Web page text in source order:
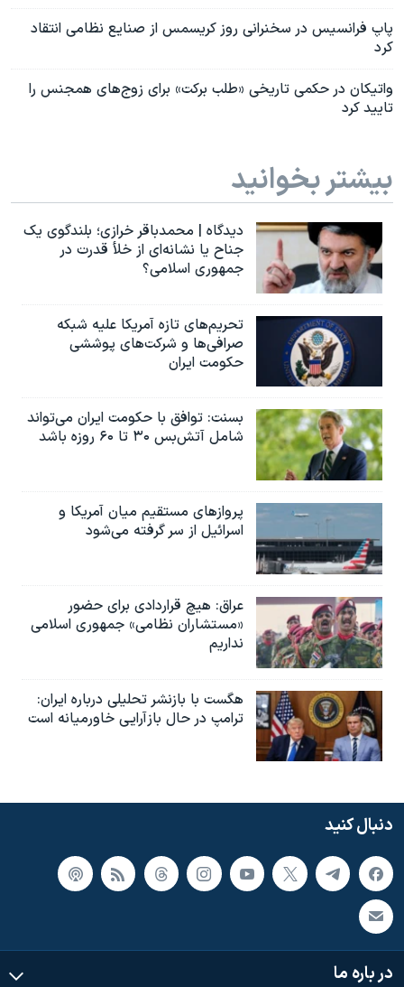
پاپ فرانسیس در سخنرانی روز کریسمس از صنایع نظامی انتقاد
کرد
واتیکان در حکمی تاریخی «طلب برکت» برای زوج‌های همجنس را
تایید کرد
بیشتر بخوانید
دیدگاه | محمدباقر خرازی؛ بلندگوی یک
جناح یا نشانه‌ای از خلأ قدرت در
جمهوری اسلامی؟
تحریم‌های تازه آمریکا علیه شبکه
صرافی‌ها و شرکت‌های پوششی
حکومت ایران
بسنت: توافق با حکومت ایران می‌تواند
شامل آتش‌بس ۳۰ تا ۶۰ روزه باشد
پروازهای مستقیم میان آمریکا و
اسرائیل از سر گرفته می‌شود
عراق: هیچ قراردادی برای حضور
«مستشاران نظامی» جمهوری اسلامی
نداریم
هگست با بازنشر تحلیلی درباره ایران:
ترامپ در حال بازآرایی خاورمیانه است
دنبال کنید
در باره ما